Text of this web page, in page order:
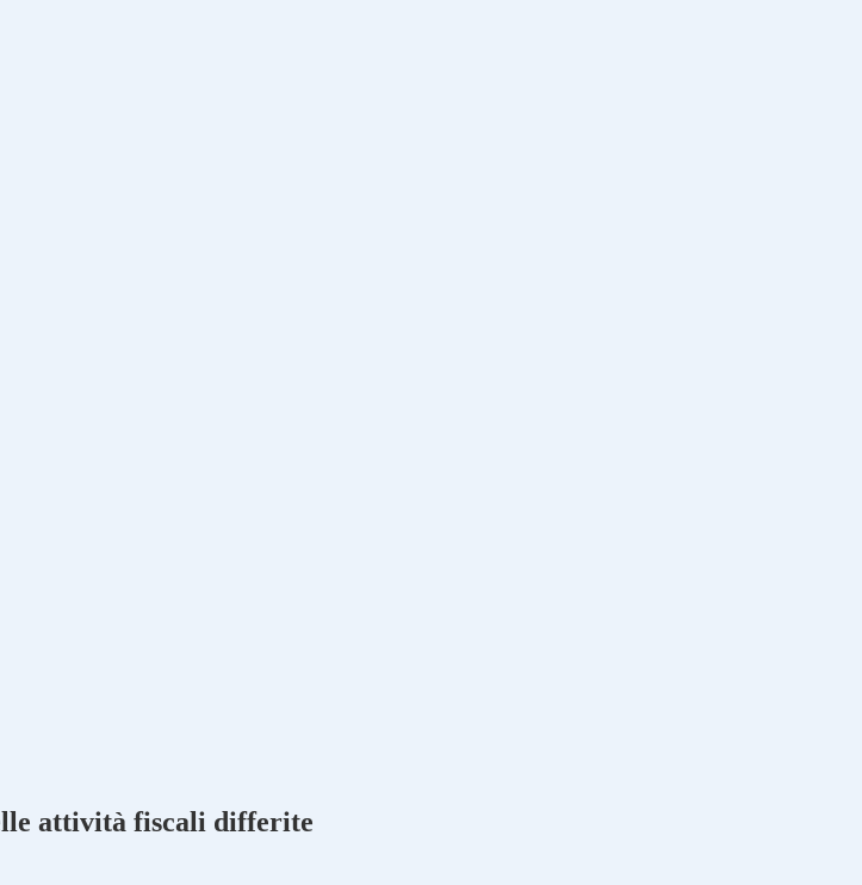
attività fiscali differite